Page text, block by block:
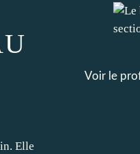
Elle
Voir le